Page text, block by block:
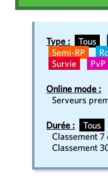
Type : Tous
Semi-RP
Survie
PvP
Online mode :
Serveurs
Durée :
Tous
Classement
Classement